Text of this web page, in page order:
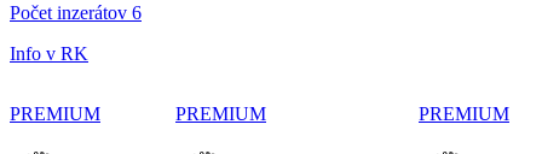
Počet inzerátov 6
Info v RK
PREMIUM PREMIUM PREMIUM